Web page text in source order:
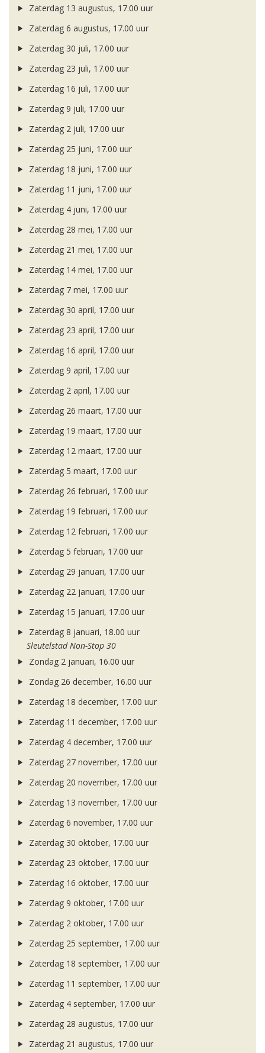
Zaterdag 13 augustus, 17.00 uur
Zaterdag 6 augustus, 17.00 uur
Zaterdag 30 juli, 17.00 uur
Zaterdag 23 juli, 17.00 uur
Zaterdag 16 juli, 17.00 uur
Zaterdag 9 juli, 17.00 uur
Zaterdag 2 juli, 17.00 uur
Zaterdag 25 juni, 17.00 uur
Zaterdag 18 juni, 17.00 uur
Zaterdag 11 juni, 17.00 uur
Zaterdag 4 juni, 17.00 uur
Zaterdag 28 mei, 17.00 uur
Zaterdag 21 mei, 17.00 uur
Zaterdag 14 mei, 17.00 uur
Zaterdag 7 mei, 17.00 uur
Zaterdag 30 april, 17.00 uur
Zaterdag 23 april, 17.00 uur
Zaterdag 16 april, 17.00 uur
Zaterdag 9 april, 17.00 uur
Zaterdag 2 april, 17.00 uur
Zaterdag 26 maart, 17.00 uur
Zaterdag 19 maart, 17.00 uur
Zaterdag 12 maart, 17.00 uur
Zaterdag 5 maart, 17.00 uur
Zaterdag 26 februari, 17.00 uur
Zaterdag 19 februari, 17.00 uur
Zaterdag 12 februari, 17.00 uur
Zaterdag 5 februari, 17.00 uur
Zaterdag 29 januari, 17.00 uur
Zaterdag 22 januari, 17.00 uur
Zaterdag 15 januari, 17.00 uur
Zaterdag 8 januari, 18.00 uur
Sleutelstad Non-Stop 30
Zondag 2 januari, 16.00 uur
Zondag 26 december, 16.00 uur
Zaterdag 18 december, 17.00 uur
Zaterdag 11 december, 17.00 uur
Zaterdag 4 december, 17.00 uur
Zaterdag 27 november, 17.00 uur
Zaterdag 20 november, 17.00 uur
Zaterdag 13 november, 17.00 uur
Zaterdag 6 november, 17.00 uur
Zaterdag 30 oktober, 17.00 uur
Zaterdag 23 oktober, 17.00 uur
Zaterdag 16 oktober, 17.00 uur
Zaterdag 9 oktober, 17.00 uur
Zaterdag 2 oktober, 17.00 uur
Zaterdag 25 september, 17.00 uur
Zaterdag 18 september, 17.00 uur
Zaterdag 11 september, 17.00 uur
Zaterdag 4 september, 17.00 uur
Zaterdag 28 augustus, 17.00 uur
Zaterdag 21 augustus, 17.00 uur